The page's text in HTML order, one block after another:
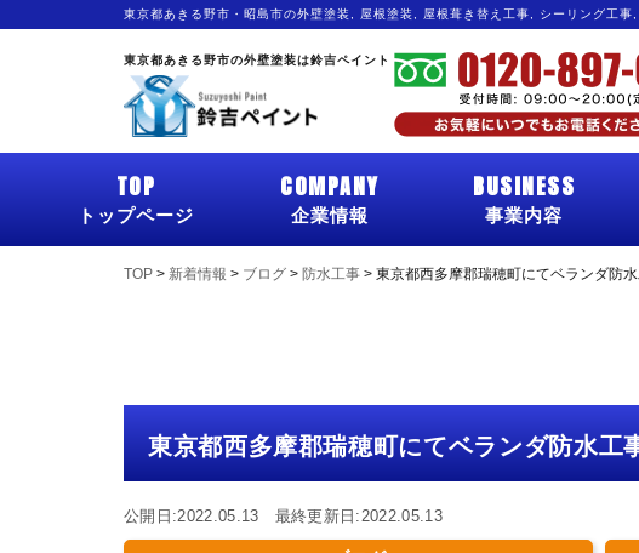
東京都あきる野市・昭島市の外壁塗装, 屋根塗装, 屋根葺き替え工事, シーリング工事
東京都あきる野市の外壁塗装は鈴吉ペイント
TOP
トップページ
COMPANY
企業情報
BUSINESS
事業内容
TOP > 新着情報 > ブログ > 防水工事 > 東京都西多摩郡瑞穂町にてベランダ防
東京都西多摩郡瑞穂町にてベランダ防水工
公開日:2022.05.13 最終更新日:2022.05.13